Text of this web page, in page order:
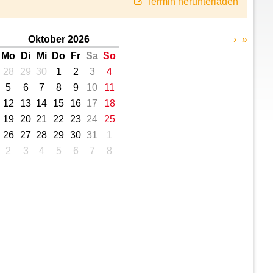
Oktober 2026
Mo
Di Mi Do Fr Sa So
28
29 30 1 2 3
4
5
6 7 8 9 10
11
12
13 14 15 16 17
18
19
20 21 22 23 24
25
26
27 28 29 30 31
1
2
3 4 5 6 7 8
› »